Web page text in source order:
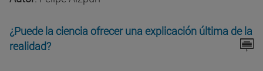
¿Puede la ciencia ofrecer una explicación última de la
realidad?